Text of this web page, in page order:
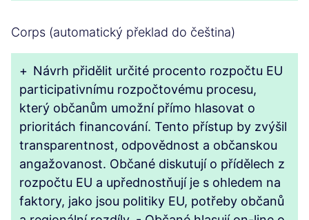
Corps (automatický překlad do čeština)
+ Návrh přidělit určité procento rozpočtu EU
participativnímu rozpočtovému procesu,
který občanům umožní přímo hlasovat o
prioritách financování. Tento přístup by zvýšil
transparentnost, odpovědnost a občanskou
angažovanost. Občané diskutují o přídělech z
rozpočtu EU a upřednostňují je s ohledem na
faktory, jako jsou politiky EU, potřeby občanů